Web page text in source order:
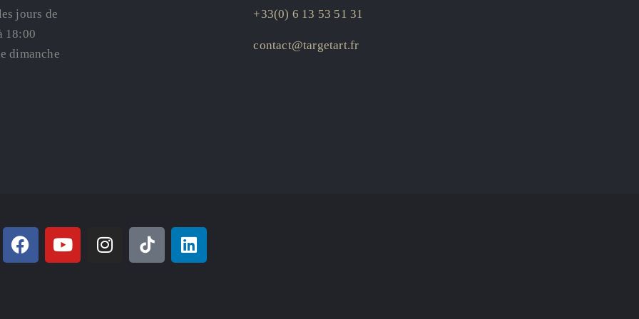
jours de
18:00
dimanche
+33(0) 6 13 53 51 31
contact@targetart.fr